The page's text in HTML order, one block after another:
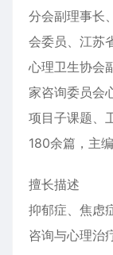
分会副理事长
会委员、江苏
心理卫生协会
家咨询委员会
项目子课题、
180余篇，主
擅长描述
抑郁症、焦虑
咨询与心理治